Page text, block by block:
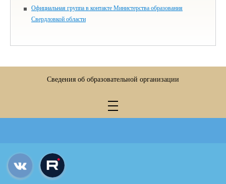
Официальная группа в контакте Министерства образования
Свердловкой области
Сведения об образовательной организации